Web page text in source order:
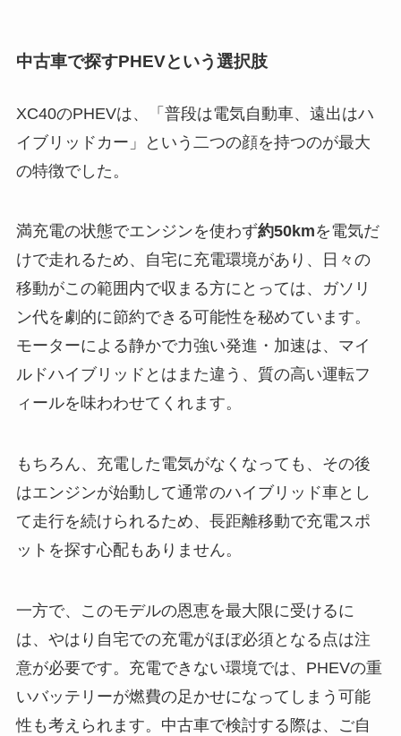
中古車で探すPHEVという選択肢
XC40のPHEVは、「普段は電気自動車、遠出はハ
イブリッドカー」という二つの顔を持つのが最大
の特徴でした。
満充電の状態でエンジンを使わず約50kmを電気だ
けで走れるため、自宅に充電環境があり、日々の
移動がこの範囲内で収まる方にとっては、ガソリ
ン代を劇的に節約できる可能性を秘めています。
モーターによる静かで力強い発進・加速は、マイ
ルドハイブリッドとはまた違う、質の高い運転フ
ィールを味わわせてくれます。
もちろん、充電した電気がなくなっても、その後
はエンジンが始動して通常のハイブリッド車とし
て走行を続けられるため、長距離移動で充電スポ
ットを探す心配もありません。
一方で、このモデルの恩恵を最大限に受けるに
は、やはり自宅での充電がほぼ必須となる点は注
意が必要です。充電できない環境では、PHEVの重
いバッテリーが燃費の足かせになってしまう可能
性も考えられます。中古車で検討する際は、ご自